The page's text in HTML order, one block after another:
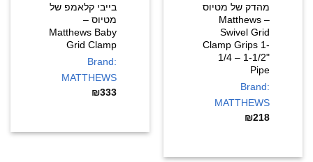
מהדק של מטיוס
– Matthews
Swivel Grid
Clamp Grips 1-
1/4 – 1-1/2"
Pipe
Brand:
MATTHEWS
₪218
בייבי קלאמפ של
מטיוס –
Matthews Baby
Grid Clamp
Brand:
MATTHEWS
₪333